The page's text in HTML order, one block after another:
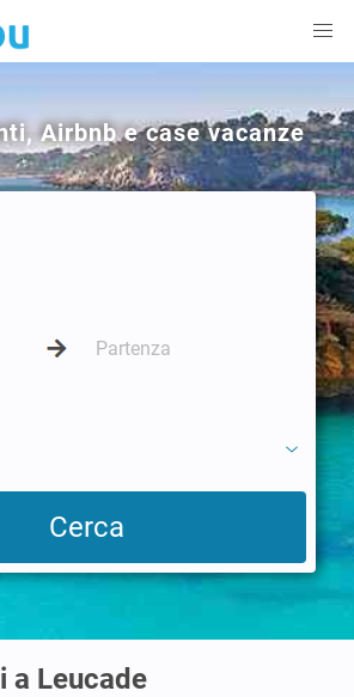
Airbnb e case vacanze
a Leucade